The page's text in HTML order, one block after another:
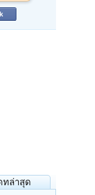
ทล่าสุด